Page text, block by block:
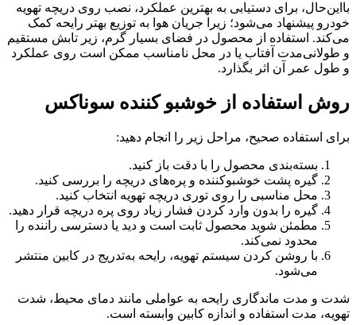
بااین‌حال، برای دستیابی به بهترین عملکرد، نصب روی دریچه تهویه
خودرو پیشنهاد می‌شود؛ زیرا جریان هوا به توزیع بهتر رایحه کمک
می‌کند. استفاده از محصول در فضای بسیار گرم، زیر تابش مستقیم
و طولانی‌مدت آفتاب یا در محل نامناسب ممکن است روی عملکرد
و طول عمر آن اثر بگذارد.
روش استفاده از خوشبو کننده سوناکس
برای استفاده صحیح، مراحل زیر را انجام دهید:
بسته‌بندی محصول را با دقت باز کنید.
گیره پشت خوشبوکننده و پره‌های دریچه را بررسی کنید.
محل مناسبی را روی توری دریچه تهویه انتخاب کنید.
گیره را بدون وارد کردن فشار زیاد روی پره دریچه قرار دهید.
مطمئن شوید محصول ثابت است و دید یا دسترسی راننده را
محدود نمی‌کند.
با روشن کردن سیستم تهویه، رایحه به‌تدریج در کابین منتشر
می‌شود.
شدت و مدت ماندگاری رایحه به عواملی مانند دمای محیط، شدت
تهویه، مدت استفاده و اندازه کابین وابسته است.